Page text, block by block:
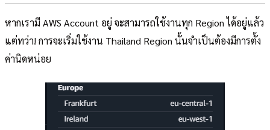
หากเรามี AWS Account อยู่ จะสามารถใช้งานทุก Region ได้อยู่แล้ว
แต่ทว่า! การจะเริ่มใช้งาน Thailand Region นั้นจำเป็นต้องมีการตั้ง
ค่านิดหน่อย